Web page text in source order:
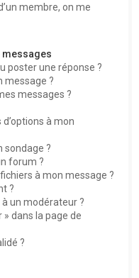
membre, on me
messages
poster une réponse ?
message ?
messages ?
à mon
sondage ?
forum ?
à mon message ?
?
un modérateur ?
dans la page de
?